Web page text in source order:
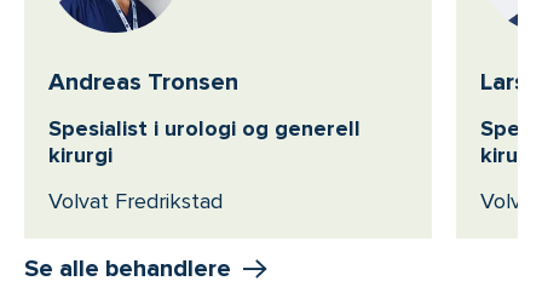
Andreas Tronsen
Spesialist i urologi og generell
kirurgi
Volvat Fredrikstad
Lars
Se alle behandlere